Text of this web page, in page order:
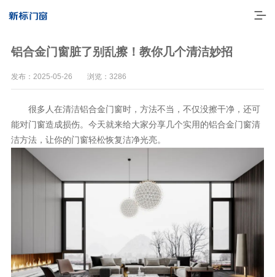
门窗实力派
铝合金门窗脏了别乱擦！教你几个清洁妙招
发布：2025-05-26 浏览：3286
很多人在清洁铝合金门窗时，方法不当，不仅没擦干净，还可
能对门窗造成损伤。今天就来给大家分享几个实用的铝合金门窗清
洁方法，让你的门窗轻松恢复洁净光亮。